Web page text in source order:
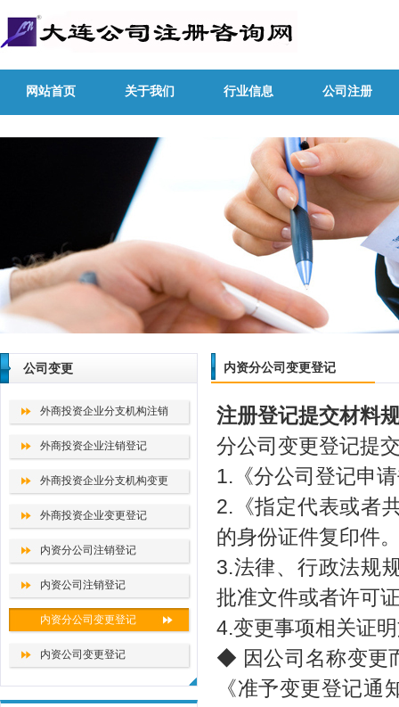
网站首页 关于我们 行业信息 公司注册
公司变更
外商投资企业分支机构注销
外商投资企业注销登记
外商投资企业分支机构变更
外商投资企业变更登记
内资分公司注销登记
内资公司注销登记
内资分公司变更登记
内资公司变更登记
内资分公司变更登记
注册登记提交材料
分公司变更登记提
1.《分公司登记申
2.《指定代表或者
的身份证件复印件
3.法律、行政法规
批准文件或者许可
4.变更事项相关证
◆ 因公司名称变更
《准予变更登记